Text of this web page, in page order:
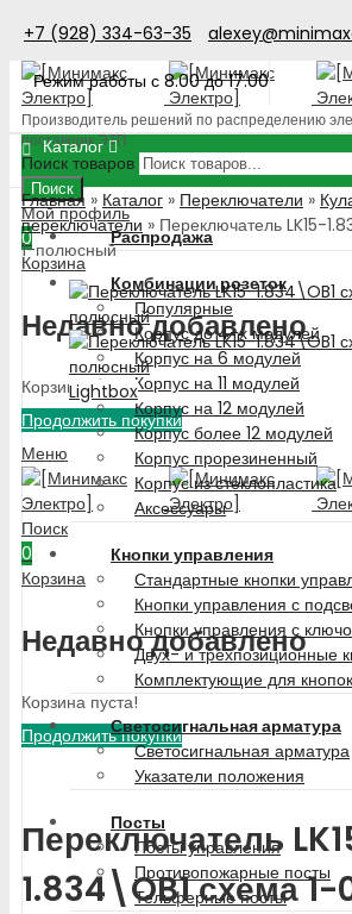
+7 (928) 334-63-35
Режим работы с 8.00 до 17.00
Производитель решений по распределению
поставщик ЭТП
Поиск товаров
Поиск
Мой профиль
0
Корзина
Недавно добавлено
Корзина пуста!
Продолжить покупки
Меню
Поиск
0
Корзина
Недавно добавлено
Корзина пуста!
Продолжить покупки
Каталог
Распродажа
Комбинации розеток
Популярные
Корпус до 4-х модулей
Корпус на 6 модулей
Корпус на 11 модулей
Корпус на 12 модулей
Корпус более 12 модулей
Корпус прорезиненный
Корпус из стеклопластика
Аксессуары
Кнопки управления
Стандартные кнопки
Кнопки управления с
Кнопки управления с
Двух- и трехпозиционные
Комплектующие для кнопок
Светосигнальная арматура
Светосигнальная арматура
Указатели положения
Посты
Посты управления
Противопожарные посты
Тельферные посты
Главная » Каталог » Переключатели »
переключатели » Переключатель LK15-
1-полюсный
Lightbox
Переключатель
1.834\OB1 схема 1-